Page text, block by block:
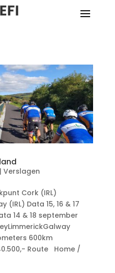
| Verslagen
Cork (IRL)
(IRL) Data 15, 16 & 17
14 & 18 september
600km
Route Home /